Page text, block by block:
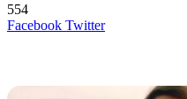
554
Facebook TwitterLinkedIn
Tumblr
Reddit
Вконтакте
Skype
Messenger
Messenger
WhatsApp
Telegram
Viber
Line
Поделиться
Печатать